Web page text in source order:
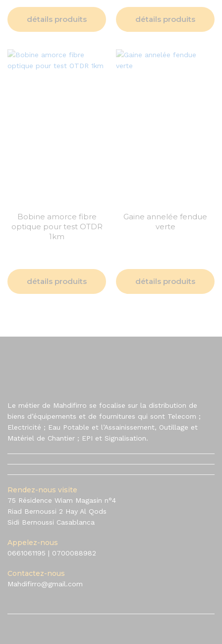
détails produits détails produits
Bobine amorce fibre
optique pour test OTDR
1km
détails produits
Gaine annelée fendue
verte
détails produits
Le métier de Mahdifirro se focalise sur la distribution de
biens d’équipements et de fournitures qui sont Telecom ;
Electricité ; Eau Potable et l’Assainissement, Outillage et
Matériel de Chantier ; EPI et Signalisation.
Rendez-nous visite
75 Résidence Wiam Magasin n°4
Riad Bernoussi 2 Hay Al Qods
Sidi Bernoussi Casablanca
Appelez-nous
0661061195 | 0700088982
Contactez-nous
Mahdifirro@gmail.com